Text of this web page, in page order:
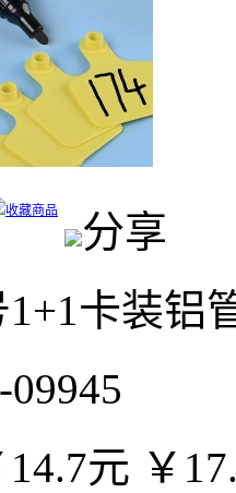
分享
收藏商品
卡装铝
14.7元 ￥